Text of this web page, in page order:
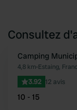
Consultez
Camping
4,8 km•Estaing,
3.92 12 avis
10 - 15